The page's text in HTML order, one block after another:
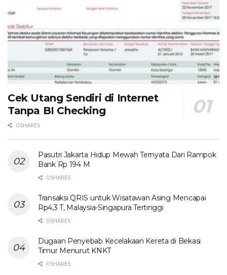
Cek Utang Sendiri di Internet
Tanpa BI Checking
0 SHARES
Pasutri Jakarta Hidup Mewah Ternyata Dari Rampok
Bank Rp 194 M
0 SHARES
Transaksi QRIS untuk Wisatawan Asing Mencapai
Rp4,3 T, Malaysia-Singapura Tertinggi
0 SHARES
Dugaan Penyebab Kecelakaan Kereta di Bekasi
Timur Menurut KNKT
0 SHARES